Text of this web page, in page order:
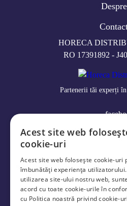
Despre
HORECA
RO 17391892 -
Partenerii tăi experți
Modalități de
Politica de
Acest site web
cookie-uri
Acest site web folosește cookie-uri
îmbunătăți experiența
utilizarea site-ului nostru web,
acord cu toate cookie-urile în
cu Politica noastră privind cookie-